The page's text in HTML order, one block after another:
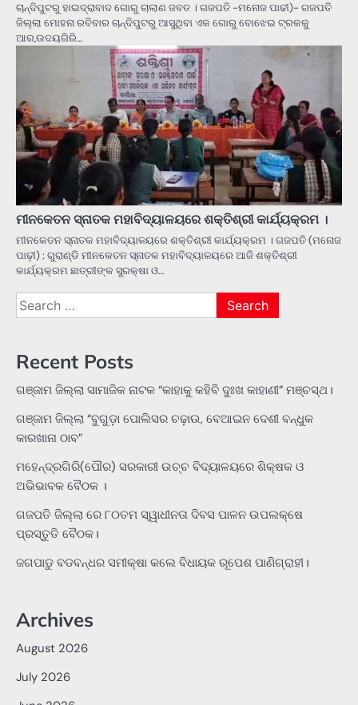
ଚାନ୍ଦିପୁଟରୁ ହାଇଦ୍ରାବାଦ ଗୋରୁ ଚାଲାଣ ଜବତ । ଗଜପତି -ମନୋଜ ପାଢୀ)- ଗଜପତି
ଜିଲ୍ଲା ମୋହନା ରବିବାର ଚାନ୍ଦିପୁଟରୁ ଆସୁଥିବା ଏକ ଗୋରୁ ବୋଝେଇ ଟ୍ରକକୁ
ଆର,ଉଦୟଗିରି…
ମୀନକେତନ ସ୍ନାତକ ମହାବିଦ୍ୟାଳୟରେ ଶକ୍ତିଶ୍ରୀ କାର୍ଯ୍ୟକ୍ରମ ।
ମୀନକେତନ ସ୍ନାତକ ମହାବିଦ୍ୟାଳୟରେ ଶକ୍ତିଶ୍ରୀ କାର୍ଯ୍ୟକ୍ରମ । ଗଜପତି (ମନୋଜ
ପାଢ଼ୀ) : ଗୁରାଣ୍ଡି ମୀନକେତନ ସ୍ନାତକ ମହାବିଦ୍ୟାଳୟରେ ଆଜି ଶକ୍ତିଶ୍ରୀ
କାର୍ଯ୍ୟକ୍ରମ ଛାତ୍ରୀଙ୍କ ସୁରକ୍ଷା ଓ…
Search
for:
Recent Posts
ଗଞ୍ଜାମ ଜିଲ୍ଲା ସାମାଜିକ ନାଟକ “କାହାକୁ କହିବି ଦୁଃଖ କାହାଣୀ” ମଞ୍ଚସ୍ଥ।
ଗଞ୍ଜାମ ଜିଲ୍ଲା “ବୁଗୁଡ଼ା ପୋଲିସର ଚଢ଼ାଉ, ବେଆଇନ ଦେଶୀ ବନ୍ଧୁକ
କାରଖାନା ଠାବ”
ମହେନ୍ଦ୍ରଗିରି(ପୌର) ସରକାରୀ ଉଚ୍ଚ ବିଦ୍ୟାଳୟରେ ଶିକ୍ଷକ ଓ
ଅଭିଭାବକ ବୈଠକ ।
ଗଜପତି ଜିଲ୍ଲା ରେ ୮୦ତମ ସ୍ୱାଧୀନତା ଦିବସ ପାଳନ ଉପଲକ୍ଷେ
ପ୍ରସ୍ତୁତି ବୈଠକ।
ଜଗପାଡୁ ବଡବନ୍ଧର ସମୀକ୍ଷା କଲେ ବିଧାୟକ ରୂପେଶ ପାଣିଗ୍ରାହୀ।
Archives
August 2026
July 2026